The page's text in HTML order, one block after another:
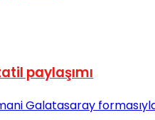
paylaşımı